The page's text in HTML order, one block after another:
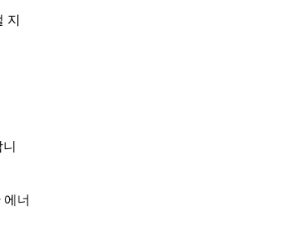
지
너